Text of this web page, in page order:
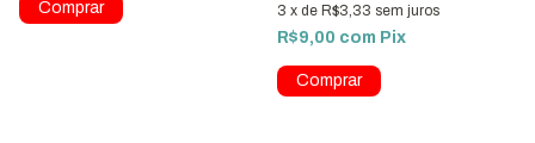
3 x de R$3,33 sem juros
R$9,00 com Pix
Comprar